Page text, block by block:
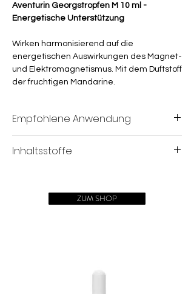
Aventurin Georgstropfen M 10 ml -
Energetische Unterstützung
Wirken harmonisierend auf die
energetischen Auswirkungen des Magnet-
und Elektromagnetismus. Mit dem Duftstoff
der fruchtigen Mandarine.
Empfohlene Anwendung
Ellenbeuge im Uhrzeigersinn kreisförmig
Inhaltsstoffe
ZUM SHOP